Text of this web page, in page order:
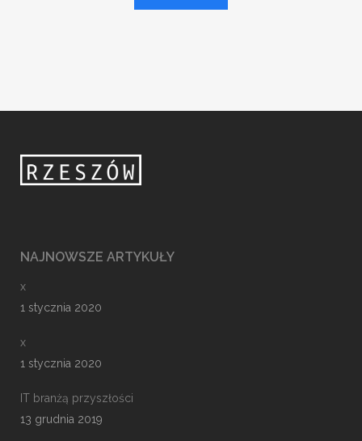
NAJNOWSZE ARTYKUŁY
x
1 stycznia 2020
x
1 stycznia 2020
IT branżą przyszłości
13 grudnia 2019